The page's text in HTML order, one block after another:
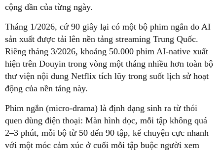
cộng dần của từng ngày.
Tháng 1/2026, cứ 90 giây lại có một bộ phim ngắn do AI
sản xuất được tải lên nền tảng streaming Trung Quốc.
Riêng tháng 3/2026, khoảng 50.000 phim AI-native xuất
hiện trên Douyin trong vòng một tháng nhiều hơn toàn bộ
thư viện nội dung Netflix tích lũy trong suốt lịch sử hoạt
động của nền tảng này.
Phim ngắn (micro-drama) là định dạng sinh ra từ thói
quen dùng điện thoại: Màn hình dọc, mỗi tập không quá
2–3 phút, mỗi bộ từ 50 đến 90 tập, kể chuyện cực nhanh
với một móc cảm xúc ở cuối mỗi tập buộc người xem